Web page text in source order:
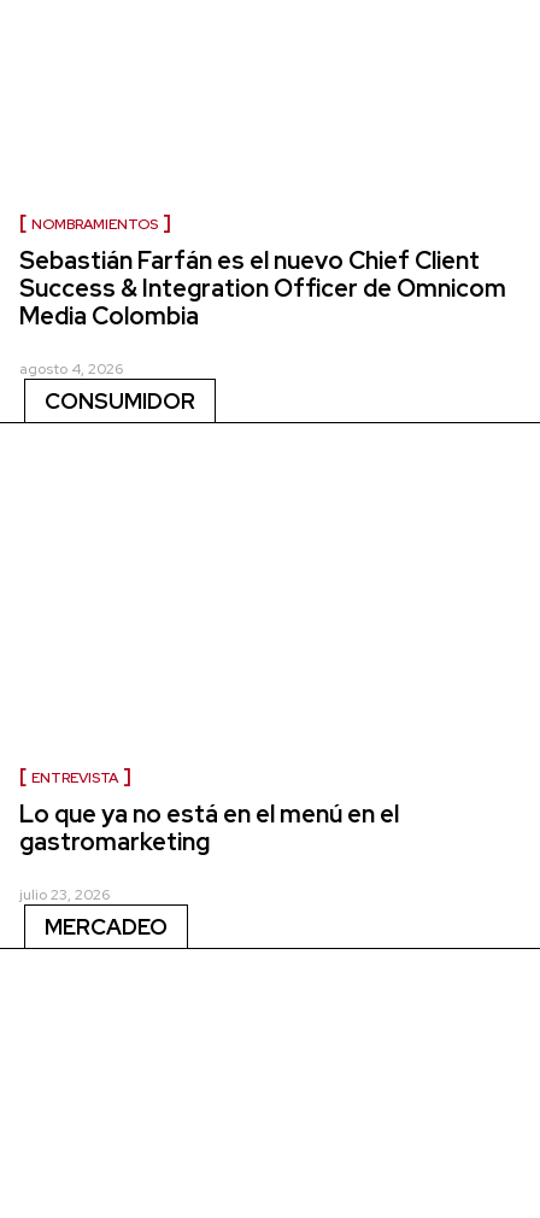
NOMBRAMIENTOS
Sebastián Farfán es el nuevo Chief Client
Success & Integration Officer de Omnicom
Media Colombia
agosto 4, 2026
CONSUMIDOR
ENTREVISTA
Lo que ya no está en el menú en el
gastromarketing
julio 23, 2026
MERCADEO